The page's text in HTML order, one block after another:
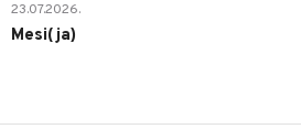
23.07.2026.
Mesi(ja)